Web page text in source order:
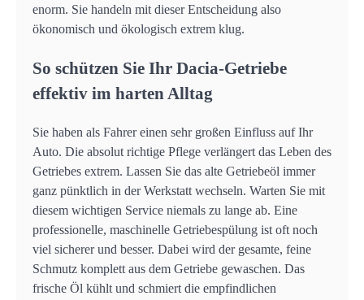
enorm. Sie handeln mit dieser Entscheidung also
ökonomisch und ökologisch extrem klug.
So schützen Sie Ihr Dacia-Getriebe
effektiv im harten Alltag
Sie haben als Fahrer einen sehr großen Einfluss auf Ihr
Auto. Die absolut richtige Pflege verlängert das Leben des
Getriebes extrem. Lassen Sie das alte Getriebeöl immer
ganz pünktlich in der Werkstatt wechseln. Warten Sie mit
diesem wichtigen Service niemals zu lange ab. Eine
professionelle, maschinelle Getriebespülung ist oft noch
viel sicherer und besser. Dabei wird der gesamte, feine
Schmutz komplett aus dem Getriebe gewaschen. Das
frische Öl kühlt und schmiert die empfindlichen